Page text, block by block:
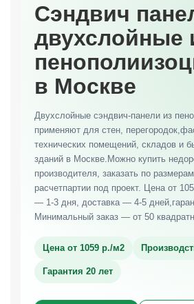
Сэндвич
двухслойные
в Москве
Двухслойные сэндвич-панели из
применяют для стен,
технических помещений, складов и
зданий в Москве.Можно купить
производителя, заказать по
расчетпартии под проект. Цена от
— 1-3 дня, доставка — 4-5
Минимальный заказ — от 50
Цена от 1059 р./м2
Гарантия 20 лет